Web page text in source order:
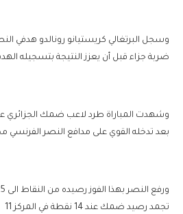
ضربة جزاء قبل أن يعزز النتيجة بتسجيله الهدف
بعد تدخله القوي على مدافع النصر الفرنسي
تجمد رصيد ضمك عند 14 نقطة في المركز 11